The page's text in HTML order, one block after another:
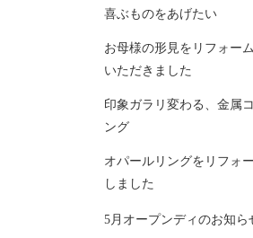
喜ぶものをあげたい
お母様の形見をリフォー
いただきました
印象ガラリ変わる、金属
ング
オパールリングをリフォ
しました
5月オープンディのお知ら